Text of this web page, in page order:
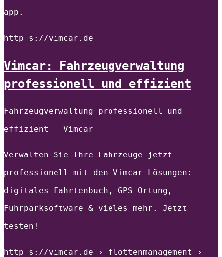
app.
http s://vimcar.de
Vimcar: Fahrzeugverwaltung
professionell und effizient
Fahrzeugverwaltung professionell und
effizient | Vimcar
Verwalten Sie Ihre Fahrzeuge jetzt
professionell mit den Vimcar Lösungen:
digitales Fahrtenbuch, GPS Ortung,
Fuhrparksoftware & vieles mehr. Jetzt
testen!
http s://vimcar.de › flottenmanagement ›